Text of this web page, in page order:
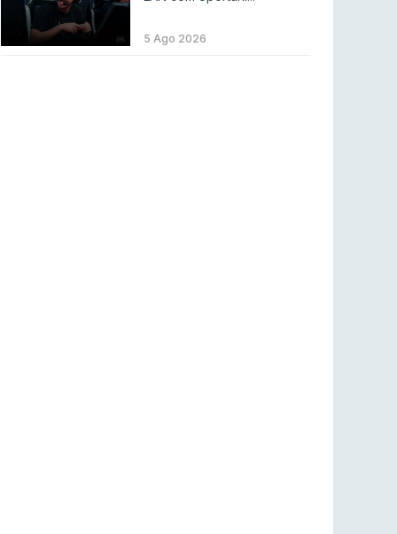
MOUZ surpreende Spirit para vencer BLAST
Bounty
5 Ago 2026